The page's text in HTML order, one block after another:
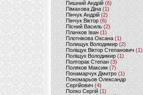
Пишний Андрій (6)
Пімахова Діна(1)
Пінчук Андрій(2)
Пінчук Віктор (6)
Пісний Василь (2)
Плачков Іван(1)
Плотнікова Оксана (1)
Полищук Володимир(2)
Поліщук Віктор Степанович(1)
Поліщук Володимир (1)
Полторак Степан(3)
Поляков Максим (7)
Понамарчук Дмитро (1)
Пономарьов Олександр
Сергійович(4)
Попко Сергій (1)